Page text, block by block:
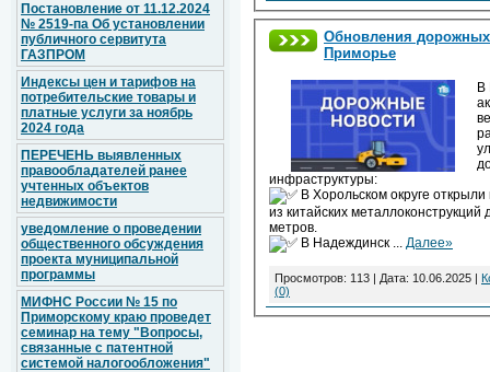
Постановление от 11.12.2024
№ 2519-па Об установлении
публичного сервитута
ГАЗПРОМ
Индексы цен и тарифов на
потребительские товары и
платные услуги за ноябрь
2024 года
ПЕРЕЧЕНЬ выявленных
правообладателей ранее
учтенных объектов
недвижимости
уведомление о проведении
общественного обсуждения
проекта муниципальной
программы
МИФНС России № 15 по
Приморскому краю проведет
семинар на тему "Вопросы,
связанные с патентной
системой налогообложения"
Обновления
Приморье
В
инфраструктуры:
В Хорольском округе
из китайских металлоконструкций
метров.
В Надеждинск ... Далее»
Просмотров: 113 | Дата: 10.06.2025 |
(0)